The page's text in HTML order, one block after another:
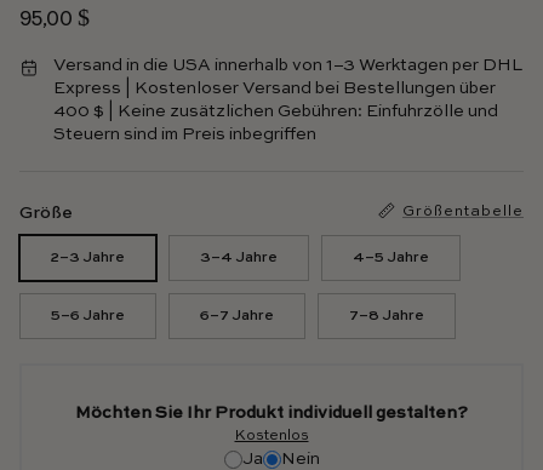
Normalpreis
95,00 $
Versand in die USA innerhalb von 1–3 Werktagen per DHL
Express | Kostenloser Versand bei Bestellungen über
400 $ | Keine zusätzlichen Gebühren: Einfuhrzölle und
Steuern sind im Preis inbegriffen
Größe Größentabelle
2–3 Jahre 3–4 Jahre 4–5 Jahre
5–6 Jahre 6–7 Jahre 7–8 Jahre
Möchten Sie Ihr Produkt individuell gestalten?
Kostenlos
Ja Nein